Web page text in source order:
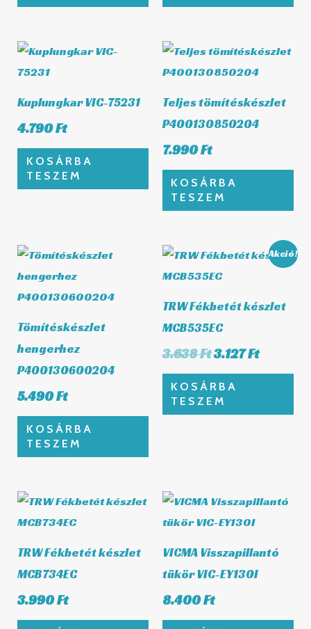
Kuplungkar VIC-75231
4.790Ft
KOSÁRBA
TESZEM
Teljes tömítéskészlet
P400130850204
7.990Ft
KOSÁRBA
TESZEM
Tömítéskészlet
hengerhez
P400130600204
5.490Ft
KOSÁRBA
TESZEM
Akció!
TRW Fékbetét készlet
MCB535EC
3.638Ft
Original
price
3.638 Ft.
3.127Ft
Current
price
3.127 Ft.
KOSÁRBA
TESZEM
TRW Fékbetét készlet
MCB734EC
3.990Ft
VICMA Visszapillantó
tükör VIC-EY130I
8.400Ft